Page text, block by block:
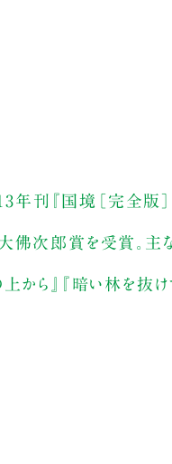
年刊『国境［完全版
郎賞を受賞。主な作
から』『暗い林を抜け